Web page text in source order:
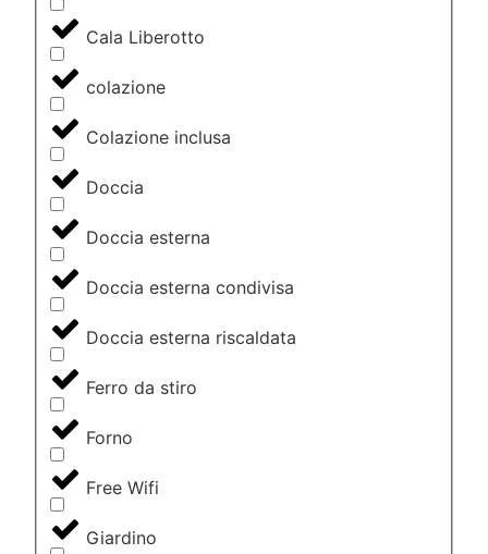
Cala Liberotto
colazione
Colazione inclusa
Doccia
Doccia esterna
Doccia esterna condivisa
Doccia esterna riscaldata
Ferro da stiro
Forno
Free Wifi
Giardino